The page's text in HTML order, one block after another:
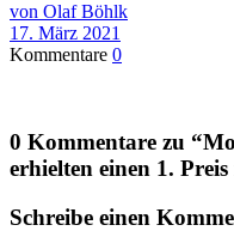
von Olaf Böhlk
17. März 2021
Kommentare 0
0 Kommentare zu “
erhielten einen 1.
Schreibe einen